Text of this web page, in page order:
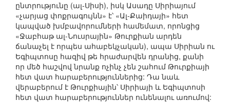
ընտրությունը (ալ-Սիսի), իսկ Ասադը Սիրիայում
«չարյաց փոքրագույնն» է՝ «Ալ-Քաիդայի» հետ
կապված խմբավորումների համեմատ, որոնցից
«Ջաբհաթ ալ-Նուսրային» Թուրքիան արդեն
ճանաչել է որպես ահաբեկչական), ապա Սիրիան ու
Եգիպտոսը հազիվ թե հրաժարվեն դրանից, քանի
որ մեծ հաշվով նրանք ոչինչ չեն շահում Թուրքիայի
հետ վատ հարաբերություններից: Դա նաև
վերաբերում է Թուրքիային՝ Սիրիայի և Եգիպտոսի
հետ վատ հարաբերություններ ունենալու առումով: